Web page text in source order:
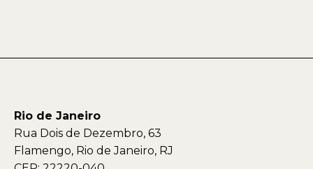
Rio de Janeiro
Rua Dois de Dezembro, 63
Flamengo, Rio de Janeiro, RJ